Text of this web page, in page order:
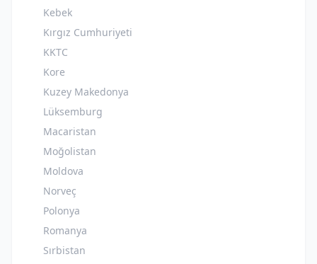
Kebek
Kırgız Cumhuriyeti
KKTC
Kore
Kuzey Makedonya
Lüksemburg
Macaristan
Moğolistan
Moldova
Norveç
Polonya
Romanya
Sırbistan